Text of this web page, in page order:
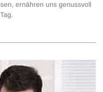
ernähren uns genussvoll